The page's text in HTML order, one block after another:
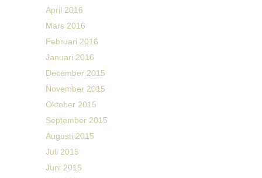
April 2016
Mars 2016
Februari 2016
Januari 2016
December 2015
November 2015
Oktober 2015
September 2015
Augusti 2015
Juli 2015
Juni 2015